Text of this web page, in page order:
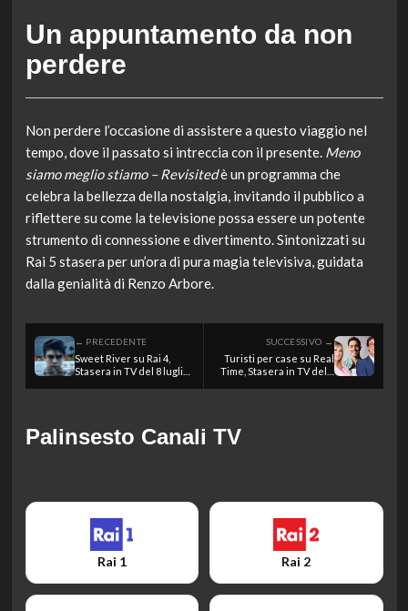
Un appuntamento da non
perdere
Non perdere l’occasione di assistere a questo viaggio nel
tempo, dove il passato si intreccia con il presente. Meno
siamo meglio stiamo – Revisitedè un programma che
celebra la bellezza della nostalgia, invitando il pubblico a
riflettere su come la televisione possa essere un potente
strumento di connessione e divertimento. Sintonizzati su
Rai 5 stasera per un’ora di pura magia televisiva, guidata
dalla genialità di Renzo Arbore.
← PRECEDENTE
Sweet River su Rai 4,
Stasera in TV del 8 luglio
SUCCESSIVO →
Turisti per case su Real
Time, Stasera in TV del 8
Palinsesto Canali TV
Rai 1 Rai 2